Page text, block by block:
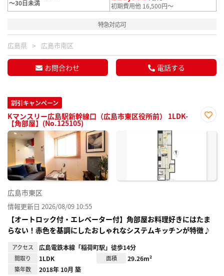
～30日未満
初期費用他 16,500円～
特急対応可
広島県 広島市南区
お問合わせ 電話する
割引キャンペーン
Kマンスリー広島駅新幹線口（広島市東区役所前） 1LDK-
【角部屋】(No.125105)
に入
広島市東区
情報更新日 2026/08/09 10:55
【オートロック付・エレベーター付】角部屋お料理好きにはたま
らない！赤色を基調にしたおしゃれなシステムキッチンが特徴♪
アクセス 広島電鉄本線「稲荷町駅」徒歩14分
間取り 1LDK 面積 29.26m²
築年数 2018年 10月 築